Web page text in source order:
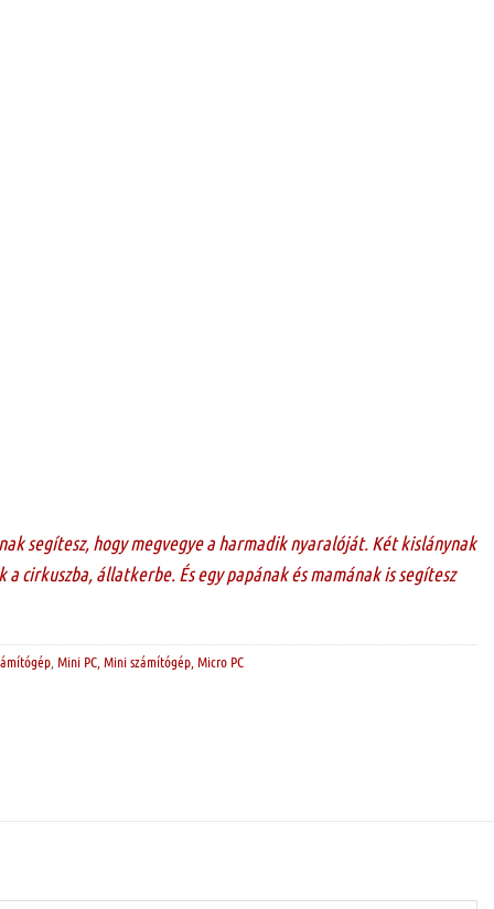
segítesz, hogy megvegye a harmadik nyaralóját. Két kislánynak
cirkuszba, állatkerbe. És egy papának és mamának is segítesz
, Mini PC, Mini számítógép, Micro PC